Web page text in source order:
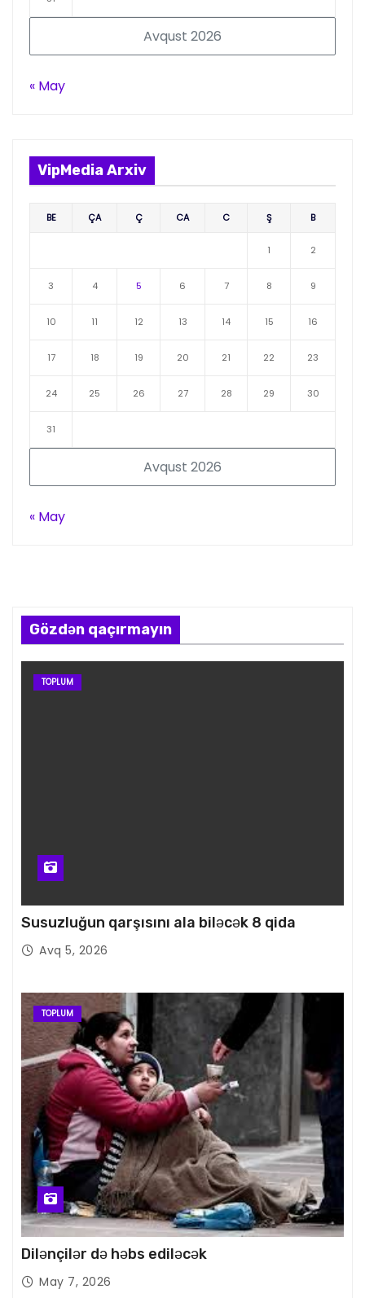
Avqust 2026
« May
VipMedia Arxiv
Avqust 2026
BE ÇA Ç CA C Ş B
1 2
3 4 5 6 7 8 9
10 11 12 13 14 15 16
17 18 19 20 21 22 23
24 25 26 27 28 29 30
31
« May
Gözdən qaçırmayın
TOPLUM
Susuzluğun qarşısını ala biləcək 8 qida
Avq 5, 2026
TOPLUM
Dilənçilər də həbs ediləcək
May 7, 2026